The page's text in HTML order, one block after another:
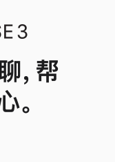
，帮
。